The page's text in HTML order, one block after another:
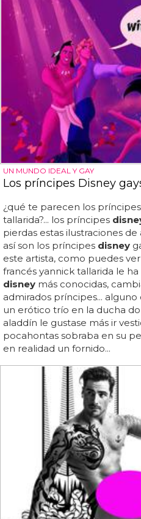
UN MUNDO IDEAL Y GAY
Los príncipes Disney
¿qué te parecen los príncipes
tallarida?... los príncipes
pierdas estas ilustraciones
así son los príncipes disney
este artista, como puedes
francés yannick tallarida le
disney más conocidas,
admirados príncipes...
un erótico trío en la ducha
aladdín le gustase más ir
pocahontas sobraba en su
en realidad un fornido...